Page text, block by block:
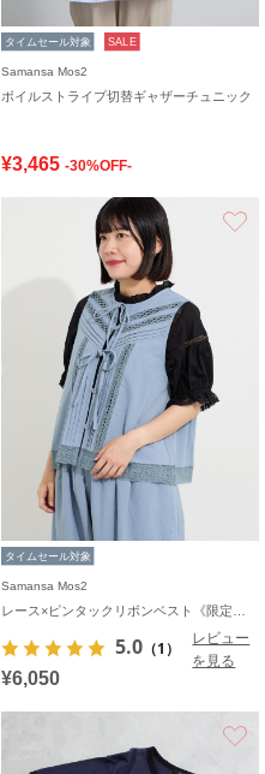
タイムセール対象 SALE
Samansa Mos2
ボイルストライプ切替ギャザーチュニック
¥3,465 -30%OFF-
タイムセール対象
Samansa Mos2
5.0 （1）
レビュー
を見る
¥6,050